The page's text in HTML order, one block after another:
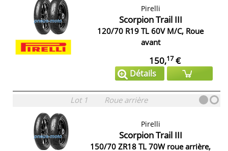
Pirelli
Scorpion Trail III
120/70 R19 TL 60V M/C, Roue
avant
150,17€
Détails
Lot 1 Roue arrière
Pirelli
Scorpion Trail III
150/70 ZR18 TL 70W roue arrière,